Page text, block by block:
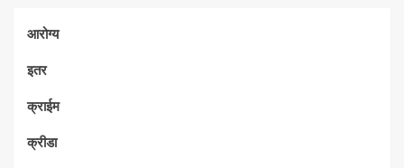
आरोग्य
इतर
क्राईम
क्रीडा